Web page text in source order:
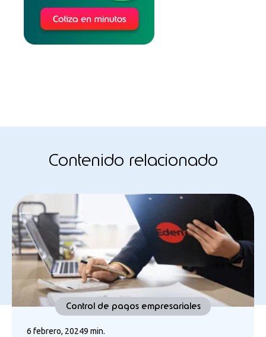
Contenido relacionado
Control de pagos empresariales
6 febrero, 20249 min.